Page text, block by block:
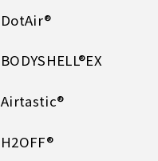
DotAir®
BODYSHELL®EX
Airtastic®
H2OFF®